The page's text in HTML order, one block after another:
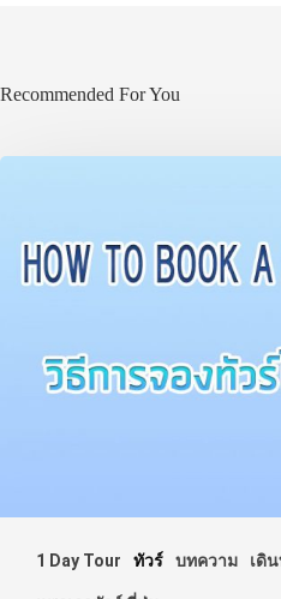
Recommended For You
1 Day Tour ทัวร์ บทความ เดิ